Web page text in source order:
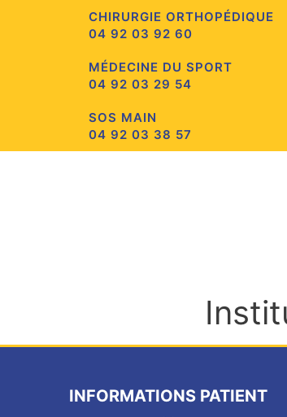
CHIRURGIE ORTHOPÉDIQUE
04 92 03 92 60
MÉDECINE DU SPORT
04 92 03 29 54
SOS MAIN
04 92 03 38 57
INFORMATIONS PATIENT